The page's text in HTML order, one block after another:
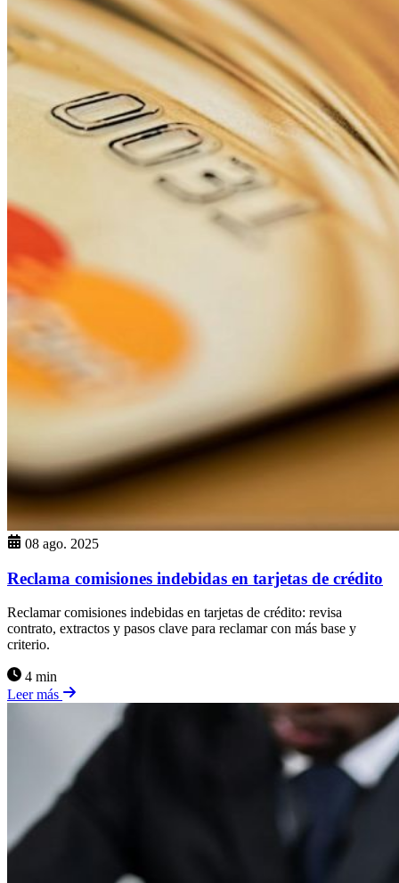
08 ago. 2025
Reclama comisiones indebidas en tarjetas de crédito
Reclamar comisiones indebidas en tarjetas de crédito: revisa
contrato, extractos y pasos clave para reclamar con más base y
criterio.
4 min
Leer más